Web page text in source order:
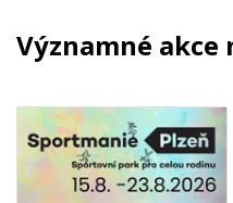
Významné akce